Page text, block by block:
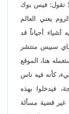
نقول: فيس بوك
يعني العالم
أشياء أحياناً قد
سبيس منتشر
هنا، الموقع
كأنه فيه ناس
فيدخلوا بهذه
غير قضية مسألة